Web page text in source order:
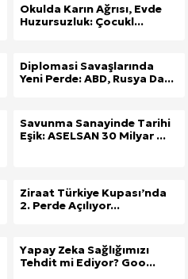
Okulda Karın Ağrısı, Evde
Huzursuzluk: Çocukl...
Diplomasi Savaşlarında
Yeni Perde: ABD, Rusya Da...
Savunma Sanayinde Tarihi
Eşik: ASELSAN 30 Milyar ...
Ziraat Türkiye Kupası’nda
2. Perde Açılıyor...
Yapay Zeka Sağlığımızı
Tehdit mi Ediyor? Goo...